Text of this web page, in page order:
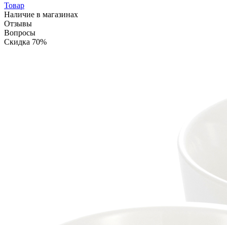
Товар
Наличие в магазинах
Отзывы
Вопросы
Скидка 70%